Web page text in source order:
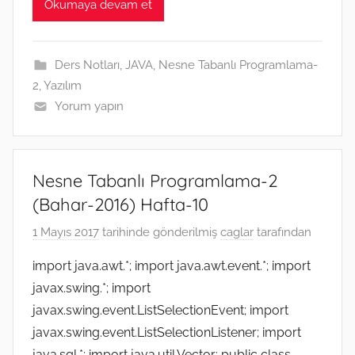
l
r
Okumaya devam et
Ders Notları JAVA, Nesne Tabanlı Programlama-
2 Yazılım
Yorum yapın
Nesne Tabanlı Programlama-2
(Bahar-2016) Hafta-10
1 Mayıs 2017 tarihinde gönderilmiş caglar tarafından
import java.awt.*; import java.awt.event.*; import
javax.swing.*; import
javax.swing.event.ListSelectionEvent; import
javax.swing.event.ListSelectionListener; import